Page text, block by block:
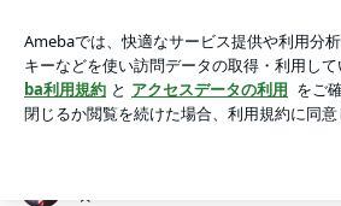
の人にやさしく 自分に厳しく★
アプリをダウンロードして ブログの更新通知
ょう。
★